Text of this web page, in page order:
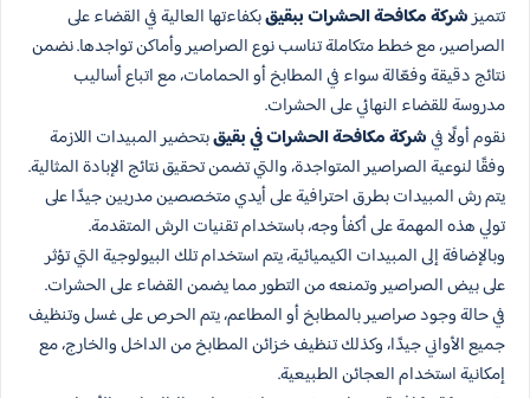
تتميزشركة مكافحة الحشرات ببقيقبكفاءتها العالية في القضاء على
الصراصير، مع خطط متكاملة تناسب نوع الصراصير وأماكن تواجدها. نضمن
نتائج دقيقة وفعّالة سواء في المطابخ أو الحمامات، مع اتباع أساليب
مدروسة للقضاء النهائي على الحشرات.
نقوم أولًا فيشركة مكافحة الحشرات في بقيقبتحضير المبيدات اللازمة
وفقًا لنوعية الصراصير المتواجدة، والتي تضمن تحقيق نتائج الإبادة المثالية.
يتم رش المبيدات بطرق احترافية على أيدي متخصصين مدربين جيدًا على
تولي هذه المهمة على أكفأ وجه، باستخدام تقنيات الرش المتقدمة.
وبالإضافة إلى المبيدات الكيميائية، يتم استخدام تلك البيولوجية التي تؤثر
على بيض الصراصير وتمنعه من التطور مما يضمن القضاء على الحشرات.
في حالة وجود صراصير بالمطابخ أو المطاعم، يتم الحرص على غسل وتنظيف
جميع الأواني جيدًا، وكذلك تنظيف خزائن المطابخ من الداخل والخارج، مع
إمكانية استخدام العجائن الطبيعية.